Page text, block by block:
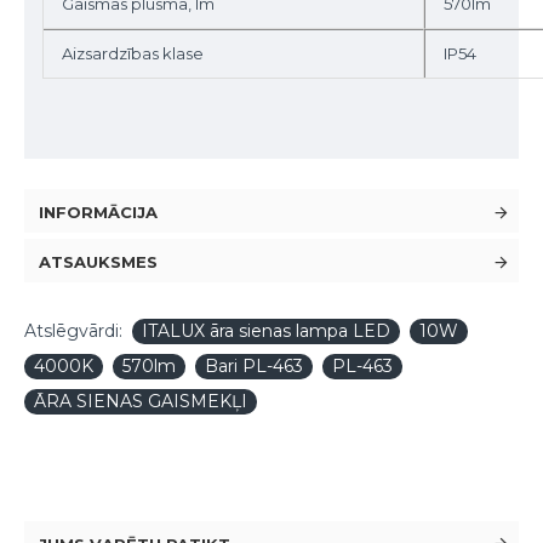
Aizsardzības klase IP54
INFORMĀCIJA
ATSAUKSMES
Atslēgvārdi: ITALUX āra sienas lampa LED
10W
4000K
570lm Bari PL-463
PL-463
ĀRA SIENAS GAISMEKĻI